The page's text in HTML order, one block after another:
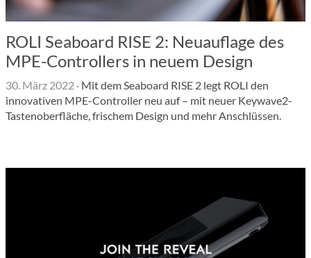
ROLI Seaboard RISE 2: Neuauflage des
MPE-Controllers in neuem Design
30. März 2022 · Mit dem Seaboard RISE 2 legt ROLI den
innovativen MPE-Controller neu auf – mit neuer Keywave2-
Tastenoberfläche, frischem Design und mehr Anschlüssen.